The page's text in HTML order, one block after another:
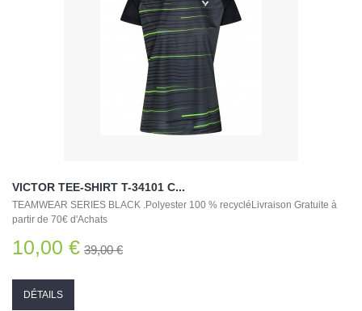
VICTOR TEE-SHIRT T-34101 C...
TEAMWEAR SERIES BLACK .Polyester 100 % recycléLivraison Gratuite à
partir de 70€ d'Achats
10,00 € 39,00 €
DÉTAILS